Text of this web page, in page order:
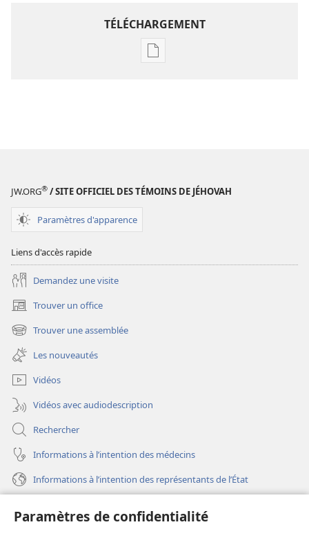
Paramètres de confidentialité
TÉLÉCHARGEMENT
Options
des
JW.ORG® / SITE OFFICIEL DES TÉMOINS DE JÉHOVAH
Paramètres d'apparence
Liens d'accès rapide
Demandez une visite
Trouver un office
(ouvre
une
nouvelle
fenêtre)
Trouver une assemblée
(ouvre
une
nouvelle
fenêtre)
Les nouveautés
Vidéos
Vidéos avec audiodescription
Rechercher
Informations à l’intention des médecins
Informations à l’intention des représentants de l’État